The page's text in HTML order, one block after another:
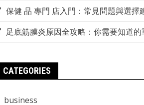
保健 品 專門 店入門：常見問題與選擇
足底筋膜炎原因全攻略：你需要知道的
CATEGORIES
business